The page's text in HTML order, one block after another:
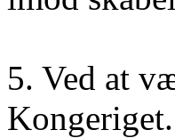
5. Ved at